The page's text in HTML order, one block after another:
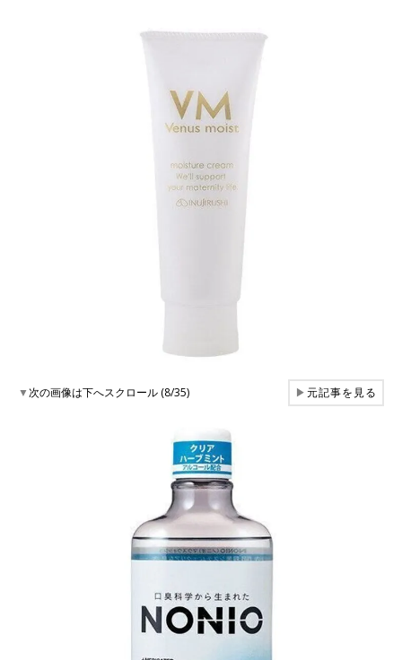
▼次の画像は下へスクロール (8/35) ▶元記事を見る